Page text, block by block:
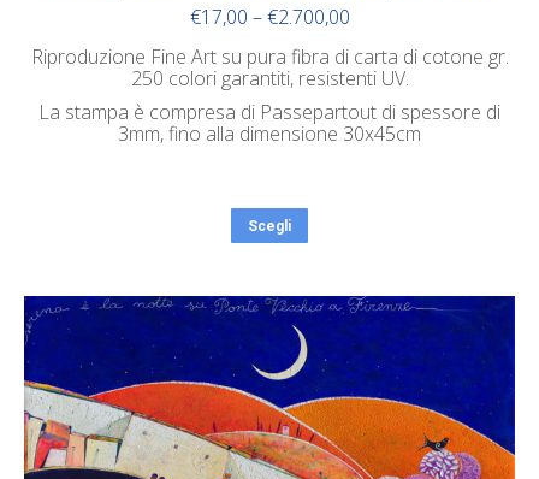
€17,00 –€2.700,00
Riproduzione Fine Art su pura fibra di carta di cotone gr.
250 colori garantiti, resistenti UV.
La stampa è compresa di Passepartout di spessore di
3mm, fino alla dimensione 30x45cm
Scegli